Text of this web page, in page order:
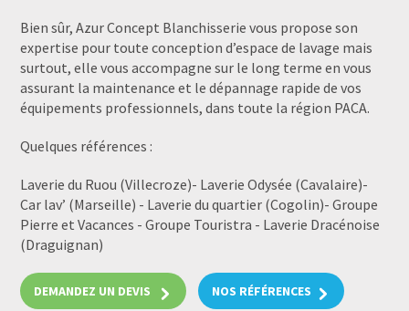
Bien sûr, Azur Concept Blanchisserie vous propose son
expertise pour toute conception d’espace de lavage mais
surtout, elle vous accompagne sur le long terme en vous
assurant la maintenance et le dépannage rapide de vos
équipements professionnels, dans toute la région PACA.
Quelques références :
Laverie du Ruou (Villecroze)- Laverie Odysée (Cavalaire)-
Car lav’ (Marseille) - Laverie du quartier (Cogolin)- Groupe
Pierre et Vacances - Groupe Touristra - Laverie Dracénoise
(Draguignan)
DEMANDEZ UN DEVIS NOS RÉFÉRENCES